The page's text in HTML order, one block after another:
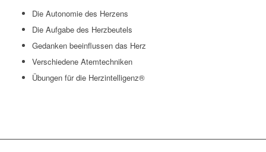
Die Autonomie des Herzens
Die Aufgabe des Herzbeutels
Gedanken beeinflussen das Herz
Verschiedene Atemtechniken
Übungen für die Herzintelligenz®